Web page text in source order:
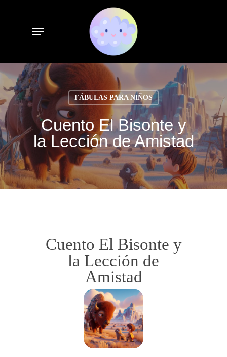
Menu
FÁBULAS PARA NIÑOS
Cuento El Bisonte y
la Lección de Amistad
Cuento El Bisonte y
la Lección de
Amistad